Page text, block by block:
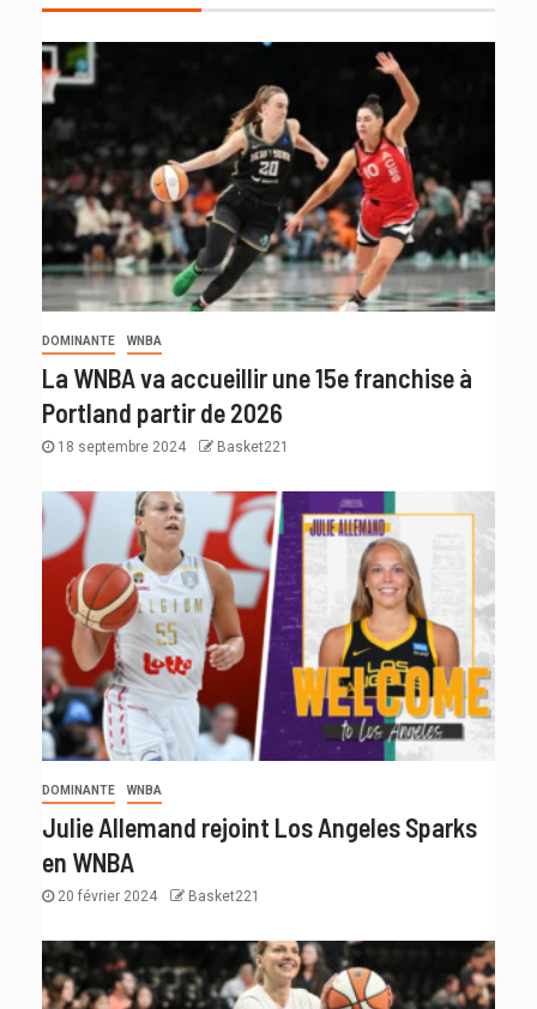
DOMINANTE WNBA
La WNBA va accueillir une 15e franchise à
Portland partir de 2026
18 septembre 2024 Basket221
DOMINANTE WNBA
Julie Allemand rejoint Los Angeles Sparks
en WNBA
20 février 2024 Basket221